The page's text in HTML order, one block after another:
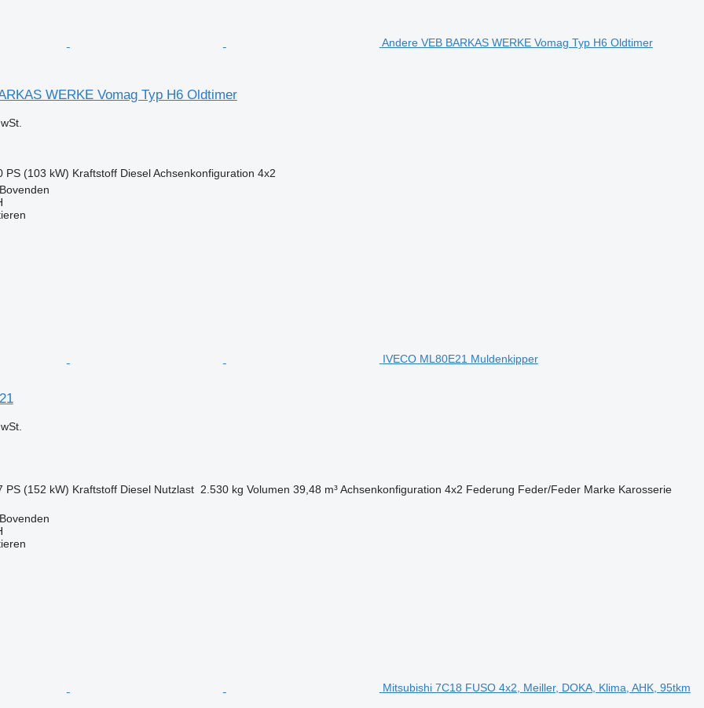
Andere VEB BARKAS WERKE Vomag Typ H6 Oldtimer
WERKE Vomag Typ H6 Oldtimer
PS (103 kW) Kraftstoff Diesel Achsenkonfiguration 4x2
IVECO ML80E21 Muldenkipper
PS (152 kW) Kraftstoff Diesel Nutzlast 2.530 kg Volumen 39,48 m³ Achsenkonfiguration 4x2 Federung Feder/Feder Marke Karosserie
Mitsubishi 7C18 FUSO 4x2, Meiller, DOKA, Klima, AHK, 95tkm